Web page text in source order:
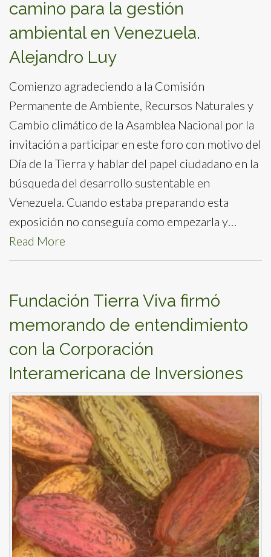
camino para la gestión
ambiental en Venezuela.
Alejandro Luy
Comienzo agradeciendo a la Comisión
Permanente de Ambiente, Recursos Naturales y
Cambio climático de la Asamblea Nacional por la
invitación a participar en este foro con motivo del
Día de la Tierra y hablar del papel ciudadano en la
búsqueda del desarrollo sustentable en
Venezuela. Cuando estaba preparando esta
exposición no conseguía como empezarla y…
Read More
Fundación Tierra Viva firmó
memorando de entendimiento
con la Corporación
Interamericana de Inversiones